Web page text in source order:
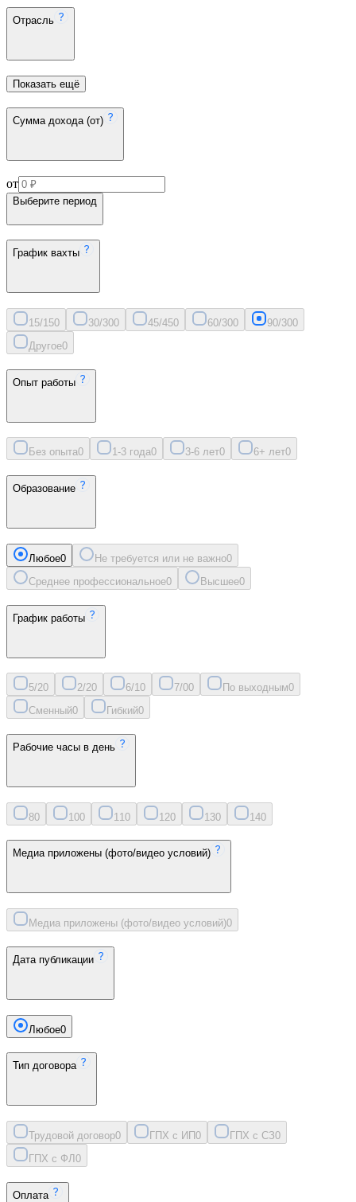
Отрасль
Показать ещё
Сумма дохода (от)
от
Выберите период
График вахты
15/150 30/300 45/450 60/300 90/300
Другое0
Опыт работы
Без опыта0 1-3 года0 3-6 лет0 6+ лет0
Образование
Любое0 Не требуется или не важно0
Среднее профессиональное0 Высшее0
График работы
5/20 2/20 6/10 7/00 По выходным0
Сменный0 Гибкий0
Рабочие часы в день
80 100 11 0 120 130 140
Медиа приложены (фото/видео условий)
Медиа приложены (фото/видео условий)0
Дата публикации
Любое0
Тип договора
Трудовой договор0 ГПХ с ИП0 ГПХ с СЗ0
ГПХ с ФЛ 0
Оплата